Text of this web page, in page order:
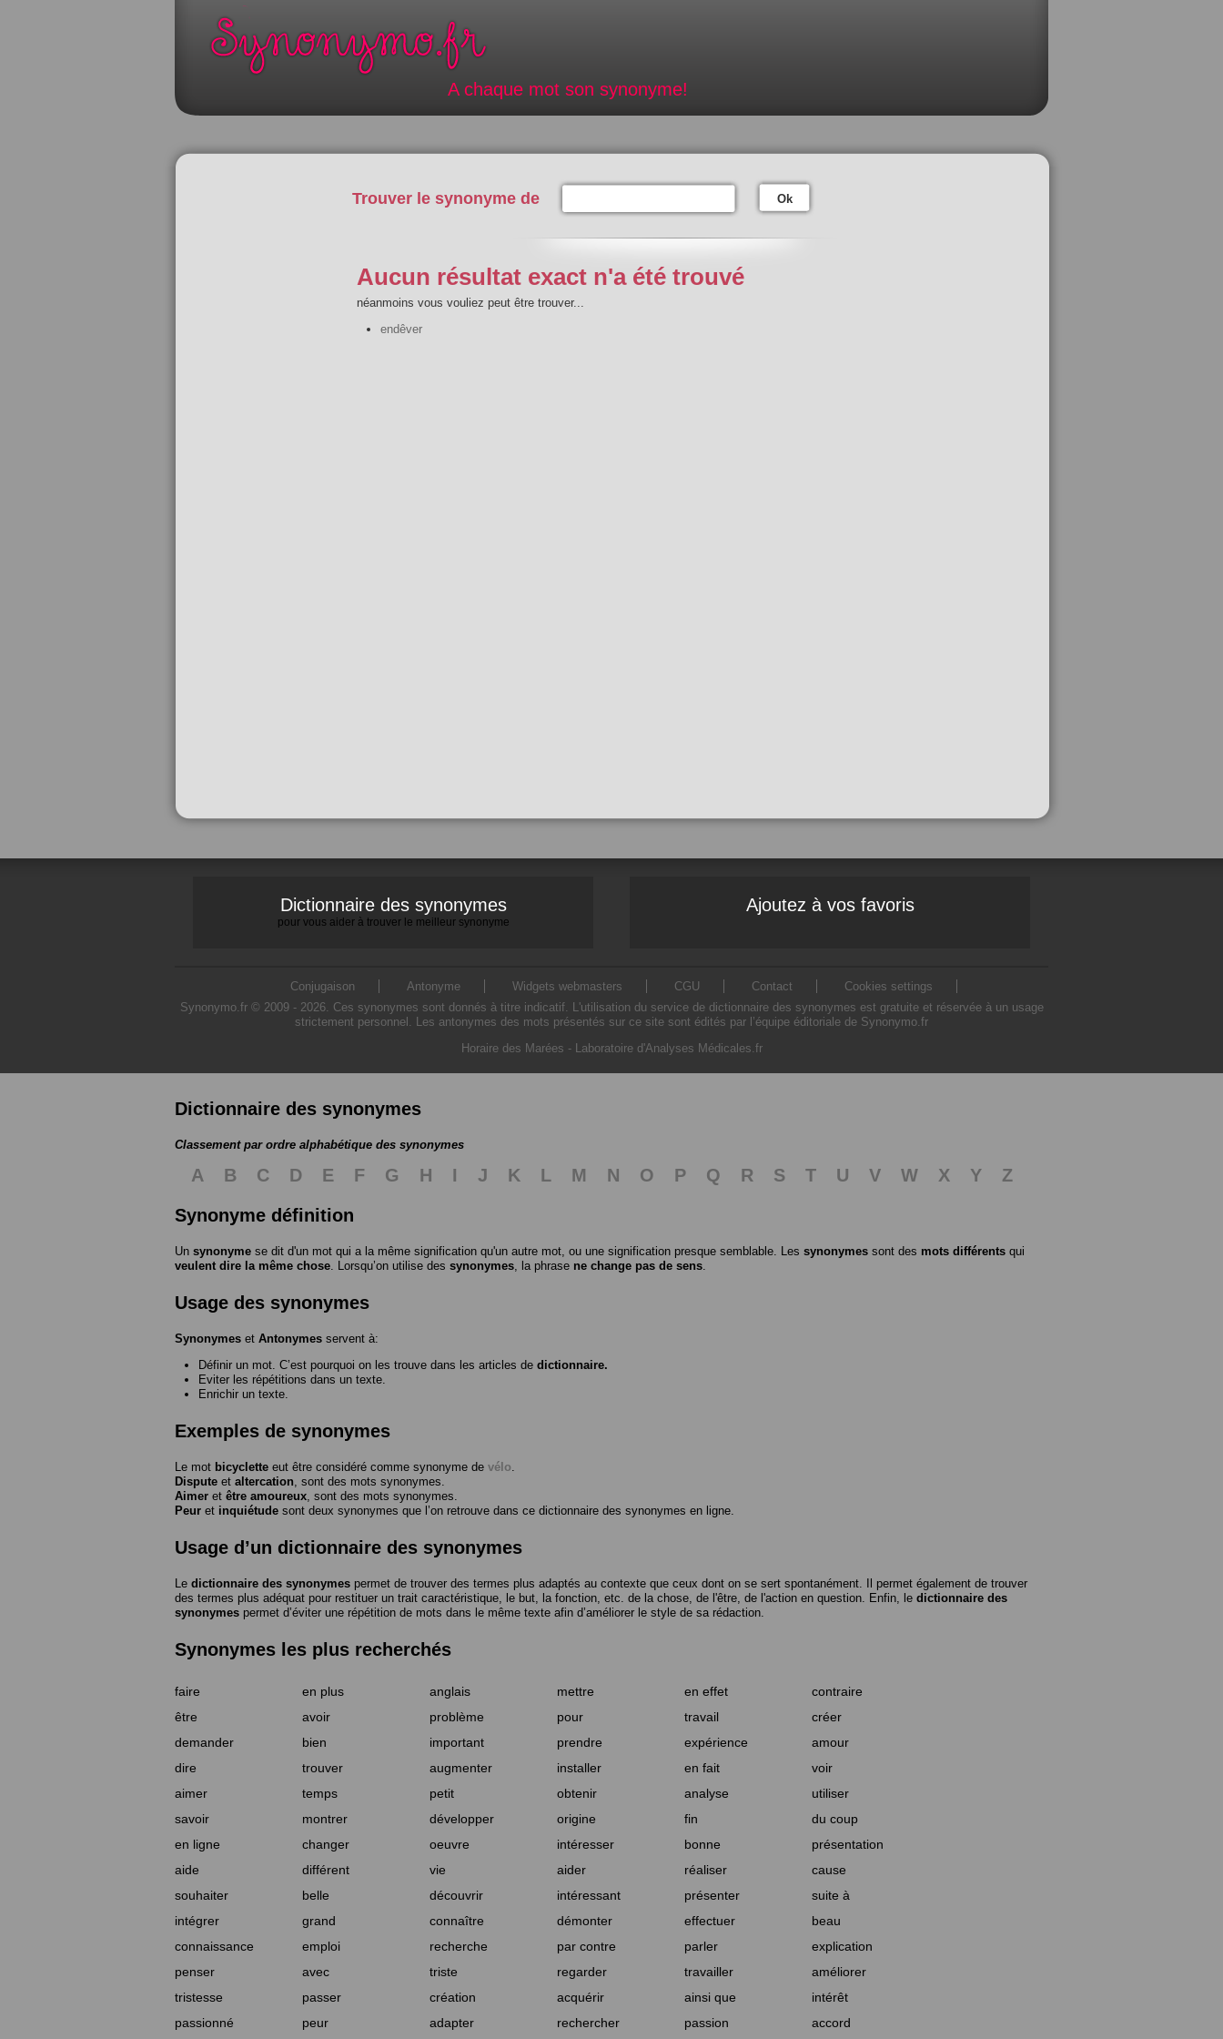
A chaque mot son synonyme!
Trouver le synonyme de Ok
Aucun résultat exact n'a été trouvé
néanmoins vous vouliez peut être trouver...
endêver
Dictionnaire des synonymes
pour vous aider à trouver le meilleur synonyme
Ajoutez à vos favoris
Conjugaison Antonyme Widgets webmasters CGU Contact
Cookies settings
Synonymo.fr © 2009 - 2026. Ces synonymes sont donnés à titre indicatif. L'utilisation du service de dictionnaire des synonymes est gratuite et réservée à un usage
strictement personnel. Les antonymes des mots présentés sur ce site sont édités par l’équipe éditoriale de Synonymo.fr
Horaire des Marées - Laboratoire d'Analyses Médicales.fr
Dictionnaire des synonymes
Classement par ordre alphabétique des synonymes
A B C D E F G H I J K L M N O P Q R S T U V W X Y
Z
Synonyme définition
Un synonyme se dit d'un mot qui a la même signification qu'un autre mot, ou une signification presque semblable. Les synonymes sont des mots différents qui
veulent dire la même chose . Lorsqu’on utilise des synonymes , la phrase ne change pas de sens
Usage des synonymes
Synonymes et Antonymes servent à:
Définir un mot. C’est pourquoi on les trouve dans les articles de dictionnaire.
Eviter les répétitions dans un texte.
Enrichir un texte.
Exemples de synonymes
Le mot bicyclette eut être considéré comme synonyme de vélo
Dispute et altercation , sont des mots synonymes.
Aimer et être amoureux , sont des mots synonymes.
Peur et inquiétude sont deux synonymes que l’on retrouve dans ce dictionnaire des synonymes en ligne.
Usage d’un dictionnaire des synonymes
Le dictionnaire des synonymes permet de trouver des termes plus adaptés au contexte que ceux dont on se sert spontanément. Il permet également de trouver
des termes plus adéquat pour restituer un trait caractéristique, le but, la fonction, etc. de la chose, de l'être, de l'action en question. Enfin, le dictionnaire des
synonymes permet d’éviter une répétition de mots dans le même texte afin d’améliorer le style de sa rédaction.
Synonymes les plus recherchés
faire en plus anglais mettre en effet
contraire
être
avoir problème pour travail
créer
demander
bien important prendre expérience
amour
dire
trouver augmenter installer en fait
voir
aimer
temps petit obtenir analyse
utiliser
savoir
montrer développer origine fin
du coup
en ligne
changer oeuvre intéresser bonne
présentation
aide
différent vie aider réaliser
cause
souhaiter
belle découvrir intéressant présenter
suite à
intégrer
grand connaître démonter effectuer
beau
connaissance
emploi recherche par contre parler
explication
penser
avec triste regarder travailler
améliorer
tristesse
passer création acquérir ainsi que
intérêt
passionné
peur adapter rechercher passion accord